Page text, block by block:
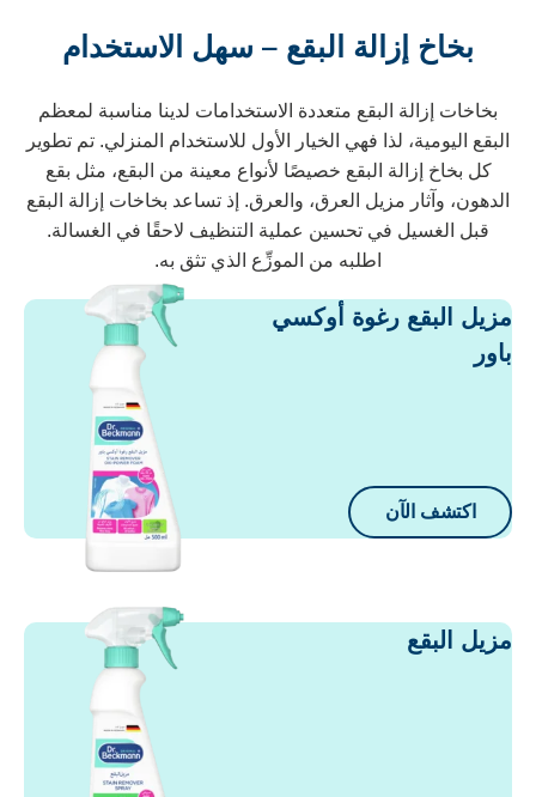
بخاخ إزالة البقع – سهل الاستخدام
بخاخات إزالة البقع متعددة الاستخدامات لدينا مناسبة لمعظم
البقع اليومية، لذا فهي الخيار الأول للاستخدام المنزلي. تم تطوير
كل بخاخ إزالة البقع خصيصًا لأنواع معينة من البقع، مثل بقع
الدهون، وآثار مزيل العرق، والعرق. إذ تساعد بخاخات إزالة البقع
قبل الغسيل في تحسين عملية التنظيف لاحقًا في الغسالة.
اطلبه من الموزِّع الذي تثق به.
البقع رغوة أوكسي
اكتشف الآن
البقع